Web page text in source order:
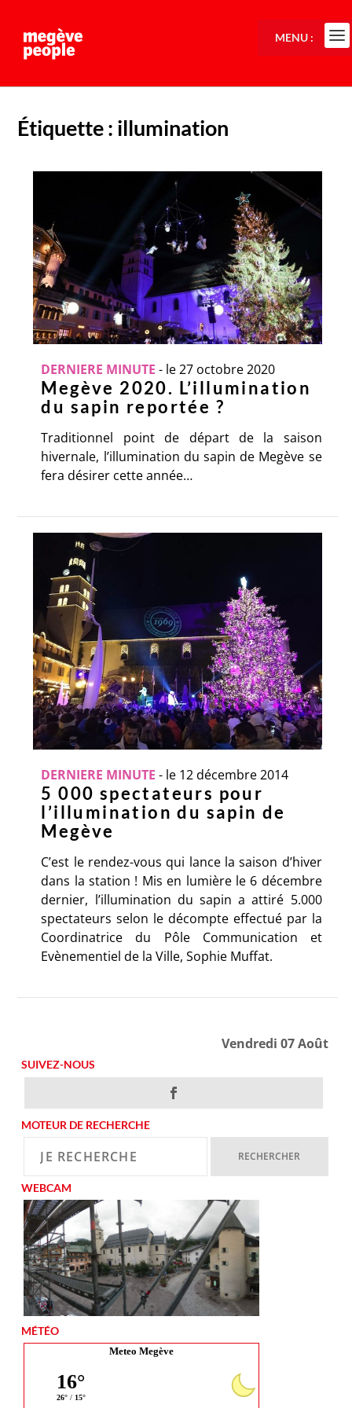
Étiquette : illumination
DERNIERE MINUTE - le 27 octobre 2020
Megève 2020. L’illumination
du sapin reportée ?
Traditionnel point de départ de la saison
hivernale, l’illumination du sapin de Megève se
fera désirer cette année…
DERNIERE MINUTE - le 12 décembre 2014
5 000 spectateurs pour
l’illumination du sapin de
Megève
C’est le rendez-vous qui lance la saison d’hiver
dans la station ! Mis en lumière le 6 décembre
dernier, l’illumination du sapin a attiré 5.000
spectateurs selon le décompte effectué par la
Coordinatrice du Pôle Communication et
Evènementiel de la Ville, Sophie Muffat.
Vendredi 07 Août
SUIVEZ-NOUS
MOTEUR DE RECHERCHE
WEBCAM
MÉTÉO
Meteo Megève
MENU :